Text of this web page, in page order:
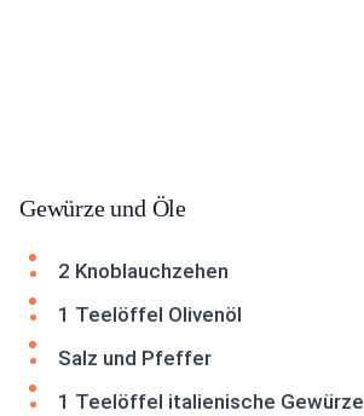
Gewürze und Öle
2 Knoblauchzehen
1 Teelöffel Olivenöl
Salz und Pfeffer
1 Teelöffel italienische Gewürze